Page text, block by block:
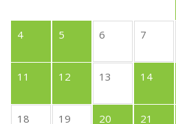
4 5 6 7
11 12 13 14
18 19 20 21